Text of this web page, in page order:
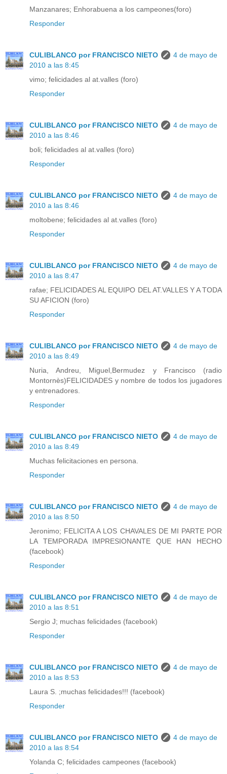
Manzanares; Enhorabuena a los campeones(foro)
Responder
CULIBLANCO por FRANCISCO NIETO
4 de mayo de
2010 a las 8:45
vimo; felicidades al at.valles (foro)
Responder
CULIBLANCO por FRANCISCO NIETO
4 de mayo de
2010 a las 8:46
boli; felicidades al at.valles (foro)
Responder
CULIBLANCO por FRANCISCO NIETO
4 de mayo de
2010 a las 8:46
moltobene; felicidades al at.valles (foro)
Responder
CULIBLANCO por FRANCISCO NIETO
4 de mayo de
2010 a las 8:47
rafae; FELICIDADES AL EQUIPO DEL AT.VALLES Y A TODA
SU AFICION (foro)
Responder
CULIBLANCO por FRANCISCO NIETO
4 de mayo de
2010 a las 8:49
Nuria, Andreu, Miguel,Bermudez y Francisco (radio
Montornès)FELICIDADES y nombre de todos los jugadores
y entrenadores.
Responder
CULIBLANCO por FRANCISCO NIETO
4 de mayo de
2010 a las 8:49
Muchas felicitaciones en persona.
Responder
CULIBLANCO por FRANCISCO NIETO
4 de mayo de
2010 a las 8:50
Jeronimo; FELICITA A LOS CHAVALES DE MI PARTE POR
LA TEMPORADA IMPRESIONANTE QUE HAN HECHO
(facebook)
Responder
CULIBLANCO por FRANCISCO NIETO
4 de mayo de
2010 a las 8:51
Sergio J; muchas felicidades (facebook)
Responder
CULIBLANCO por FRANCISCO NIETO
4 de mayo de
2010 a las 8:53
Laura S. ;muchas felicidades!!! (facebook)
Responder
CULIBLANCO por FRANCISCO NIETO
4 de mayo de
2010 a las 8:54
Yolanda C; felicidades campeones (facebook)